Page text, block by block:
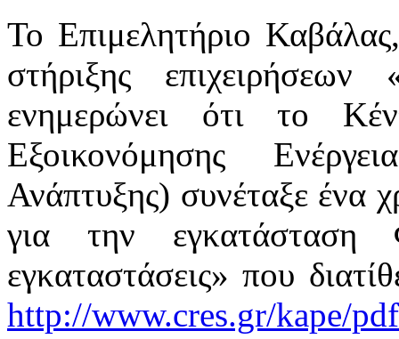
Το Επιμελητήριο
στήριξης
ενημερώνει ότι το
Εξοικονόμησης
Ανάπτυξης) συνέταξε ένα
για την εγκατάσταση
εγκαταστάσεις» που
http://www.cres.gr/kape/